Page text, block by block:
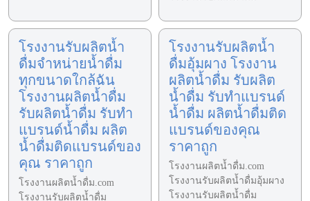
โรงงานรับผลิตน้ำ
ดื่มจำหน่ายน้ำดื่ม
ทุกขนาดใกล้ฉัน
โรงงานผลิตน้ำดื่ม
รับผลิตน้ำดื่ม รับทำ
แบรนด์น้ำดื่ม ผลิต
น้ำดื่มติดแบรนด์ของ
คุณ ราคาถูก
โรงงานผลิตน้ำดื่ม.com
โรงงานรับผลิตน้ำดื่ม
โรงงานรับผลิตน้ำ
ดื่มอุ้มผาง โรงงาน
ผลิตน้ำดื่ม รับผลิต
น้ำดื่ม รับทำแบรนด์
น้ำดื่ม ผลิตน้ำดื่มติด
แบรนด์ของคุณ
ราคาถูก
โรงงานผลิตน้ำดื่ม.com
โรงงานรับผลิตน้ำดื่มอุ้มผาง
โรงงานรับผลิตน้ำดื่ม